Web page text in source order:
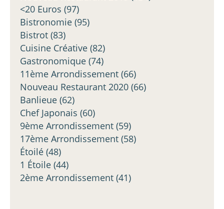
<20 Euros (97)
Bistronomie (95)
Bistrot (83)
Cuisine Créative (82)
Gastronomique (74)
11ème Arrondissement (66)
Nouveau Restaurant 2020 (66)
Banlieue (62)
Chef Japonais (60)
9ème Arrondissement (59)
17ème Arrondissement (58)
Étoilé (48)
1 Étoile (44)
2ème Arrondissement (41)